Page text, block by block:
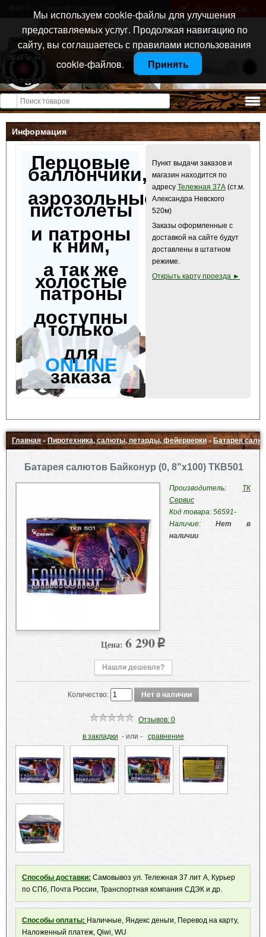
Санкт-Петербург
ул. Тележная 37 лит А
+7 (911) 021-04-08
+7 (812) 921-73-50
Товаров: 0 (0 p )
Открыть меню
Информация
Перцовые
баллончики,
аэрозольные
пистолеты
и патроны
к ним,
а так же
холостые
патроны
доступны
только
для
ONLINE
заказа
Пункт выдачи заказов и
магазин находится по
адресу Тележная 37А (ст.м.
Александра Невского
520м)
Заказы оформленные с
доставкой на сайте будут
доставлены в штатном
режиме.
Открыть карту проезда ►
Главная»Пиротехника, салюты, петарды, фейерверки »Батарея
Батарея салютов Байконур (0, 8"х100) ТКВ501
Производитель:
ТК
Сервис
Код товара: 56591-
Наличие: Нет в
наличии
Цена: 6 290 p
Нашли дешевле?
Количество:
Отзывов: 0
в закладки - или - сравнение
Способы доставки: Самовывоз ул. Тележная 37 лит А, Курьер
по СПб, Почта России, Транспортная компания СДЭК и др.
Способы оплаты: Наличные, Яндекс деньги, Перевод на карту,
Наложенный платеж, Qiwi, WU
Мы используем cookie-файлы для улучшения
предоставляемых услуг. Продолжая навигацию по
сайту, вы соглашаетесь с правилами использования
cookie-файлов.
Принять